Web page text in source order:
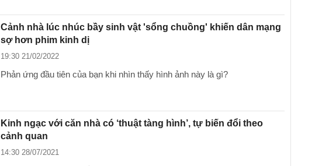
Cảnh nhà lúc nhúc bầy sinh vật 'sổng chuồng' khiến dân mạng
sợ hơn phim kinh dị
19:30 21/02/2022
Phản ứng đầu tiên của bạn khi nhìn thấy hình ảnh này là gì?
Kinh ngạc với căn nhà có ‘thuật tàng hình’, tự biến đổi theo
cảnh quan
14:30 28/07/2021